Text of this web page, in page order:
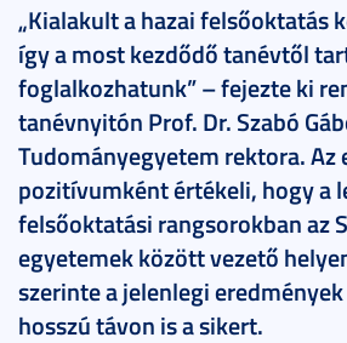
„Kialakult a hazai felsőoktatás
így a most kezdődő tanévtől
foglalkozhatunk” – fejezte ki
tanévnyitón Prof. Dr. Szabó
Tudományegyetem rektora. Az
pozitívumként értékeli, hogy a
felsőoktatási rangsorokban az
egyetemek között vezető
szerinte a jelenlegi
hosszú távon is a sikert.